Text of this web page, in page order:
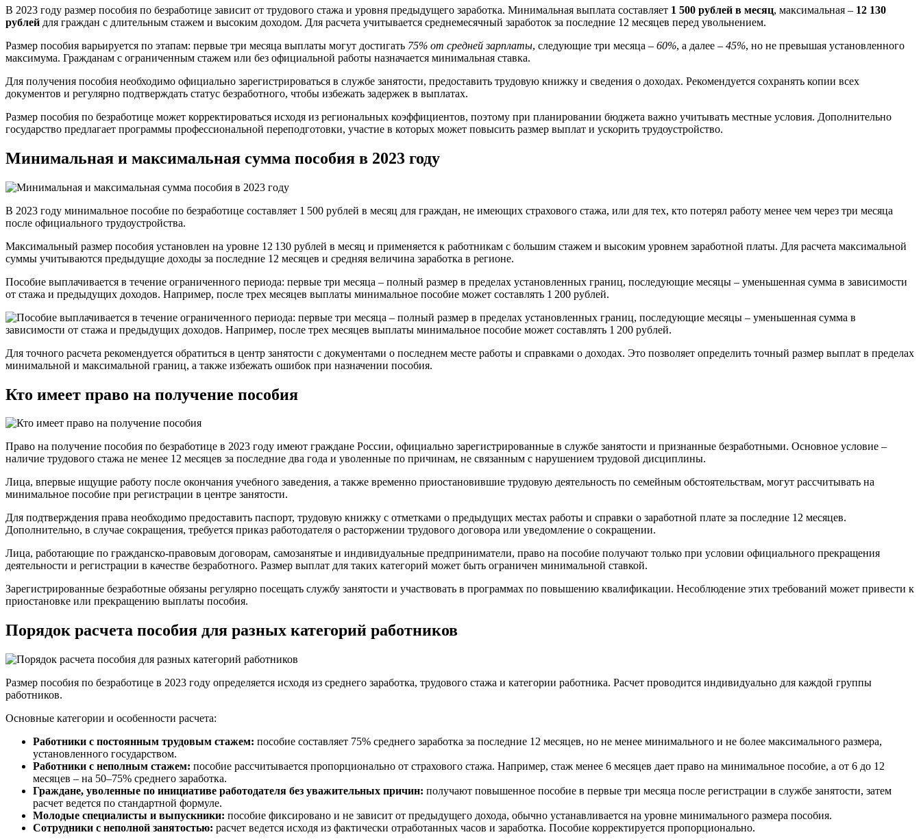
В 2023 году размер пособия по безработице зависит от трудового стажа и уровня предыдущего заработка. Минимальная выплата составляет 1 500 рублей в месяц, максимальная – 12 130
рублей для граждан с длительным стажем и высоким доходом. Для расчета учитывается среднемесячный заработок за последние 12 месяцев перед увольнением.
Размер пособия варьируется по этапам: первые три месяца выплаты могут достигать 75% от средней зарплаты, следующие три месяца – 60%, а далее – 45%, но не превышая установленного
максимума. Гражданам с ограниченным стажем или без официальной работы назначается минимальная ставка.
Для получения пособия необходимо официально зарегистрироваться в службе занятости, предоставить трудовую книжку и сведения о доходах. Рекомендуется сохранять копии всех
документов и регулярно подтверждать статус безработного, чтобы избежать задержек в выплатах.
Размер пособия по безработице может корректироваться исходя из региональных коэффициентов, поэтому при планировании бюджета важно учитывать местные условия. Дополнительно
государство предлагает программы профессиональной переподготовки, участие в которых может повысить размер выплат и ускорить трудоустройство.
Минимальная и максимальная сумма пособия в 2023 году
В 2023 году минимальное пособие по безработице составляет 1 500 рублей в месяц для граждан, не имеющих страхового стажа, или для тех, кто потерял работу менее чем через три месяца
после официального трудоустройства.
Максимальный размер пособия установлен на уровне 12 130 рублей в месяц и применяется к работникам с большим стажем и высоким уровнем заработной платы. Для расчета максимальной
суммы учитываются предыдущие доходы за последние 12 месяцев и средняя величина заработка в регионе.
Пособие выплачивается в течение ограниченного периода: первые три месяца – полный размер в пределах установленных границ, последующие месяцы – уменьшенная сумма в зависимости
от стажа и предыдущих доходов. Например, после трех месяцев выплаты минимальное пособие может составлять 1 200 рублей.
Для точного расчета рекомендуется обратиться в центр занятости с документами о последнем месте работы и справками о доходах. Это позволяет определить точный размер выплат в пределах
минимальной и максимальной границ, а также избежать ошибок при назначении пособия.
Кто имеет право на получение пособия
Право на получение пособия по безработице в 2023 году имеют граждане России, официально зарегистрированные в службе занятости и признанные безработными. Основное условие –
наличие трудового стажа не менее 12 месяцев за последние два года и уволенные по причинам, не связанным с нарушением трудовой дисциплины.
Лица, впервые ищущие работу после окончания учебного заведения, а также временно приостановившие трудовую деятельность по семейным обстоятельствам, могут рассчитывать на
минимальное пособие при регистрации в центре занятости.
Для подтверждения права необходимо предоставить паспорт, трудовую книжку с отметками о предыдущих местах работы и справки о заработной плате за последние 12 месяцев.
Дополнительно, в случае сокращения, требуется приказ работодателя о расторжении трудового договора или уведомление о сокращении.
Лица, работающие по гражданско-правовым договорам, самозанятые и индивидуальные предприниматели, право на пособие получают только при условии официального прекращения
деятельности и регистрации в качестве безработного. Размер выплат для таких категорий может быть ограничен минимальной ставкой.
Зарегистрированные безработные обязаны регулярно посещать службу занятости и участвовать в программах по повышению квалификации. Несоблюдение этих требований может привести к
приостановке или прекращению выплаты пособия.
Порядок расчета пособия для разных категорий работников
Размер пособия по безработице в 2023 году определяется исходя из среднего заработка, трудового стажа и категории работника. Расчет проводится индивидуально для каждой группы
работников.
Основные категории и особенности расчета:
Работники с постоянным трудовым стажем: пособие составляет 75% среднего заработка за последние 12 месяцев, но не менее минимального и не более максимального размера,
установленного государством.
Работники с неполным стажем: пособие рассчитывается пропорционально от страхового стажа. Например, стаж менее 6 месяцев дает право на минимальное пособие, а от 6 до 12
месяцев – на 50–75% среднего заработка.
Граждане, уволенные по инициативе работодателя без уважительных причин: получают повышенное пособие в первые три месяца после регистрации в службе занятости, затем
расчет ведется по стандартной формуле.
Молодые специалисты и выпускники: пособие фиксировано и не зависит от предыдущего дохода, обычно устанавливается на уровне минимального размера пособия.
Сотрудники с неполной занятостью: расчет ведется исходя из фактически отработанных часов и заработка. Пособие корректируется пропорционально.